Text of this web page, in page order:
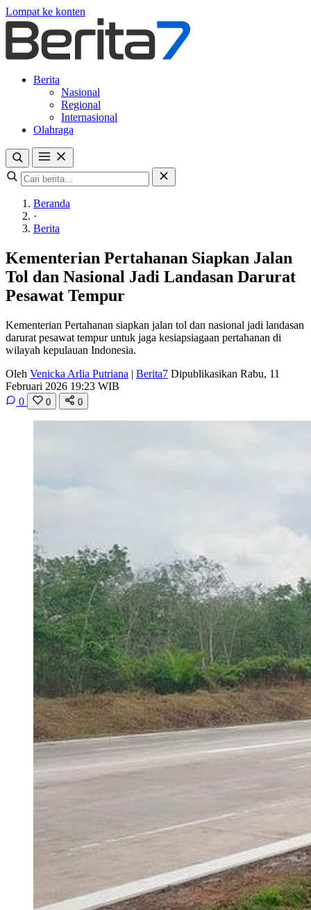
Lompat ke konten
Berita
Nasional
Regional
Internasional
Olahraga
Beranda
·
Berita
Kementerian Pertahanan Siapkan Jalan
Tol dan Nasional Jadi Landasan Darurat
Pesawat Tempur
Kementerian Pertahanan siapkan jalan tol dan nasional jadi landasan
darurat pesawat tempur untuk jaga kesiapsiagaan pertahanan di
wilayah kepulauan Indonesia.
Oleh Venicka Arlia Putriana | Berita7 Dipublikasikan Rabu, 11
Februari 2026 19:23 WIB
0
0 0